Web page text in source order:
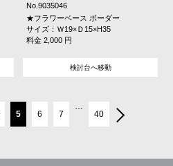
No.9035046
★フラワーベース ボーダー
サイズ：Ｗ19×Ｄ15×H35
料金 2,000 円
検討台へ移動
5 6 7
…
40